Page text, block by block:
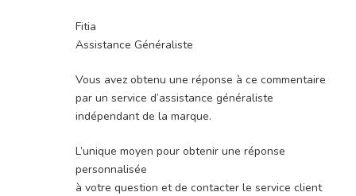
Fitia
Assistance Généraliste
Vous avez obtenu une réponse à ce commentaire
par un service d’assistance généraliste
indépendant de la marque.
L’unique moyen pour obtenir une réponse
personnalisée
à votre question et de contacter le service client